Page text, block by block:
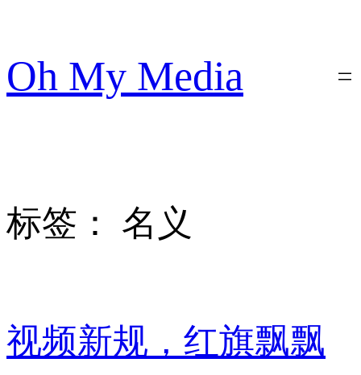
内
容
Oh My Media
标签： 名义
视频新规，红旗飘飘